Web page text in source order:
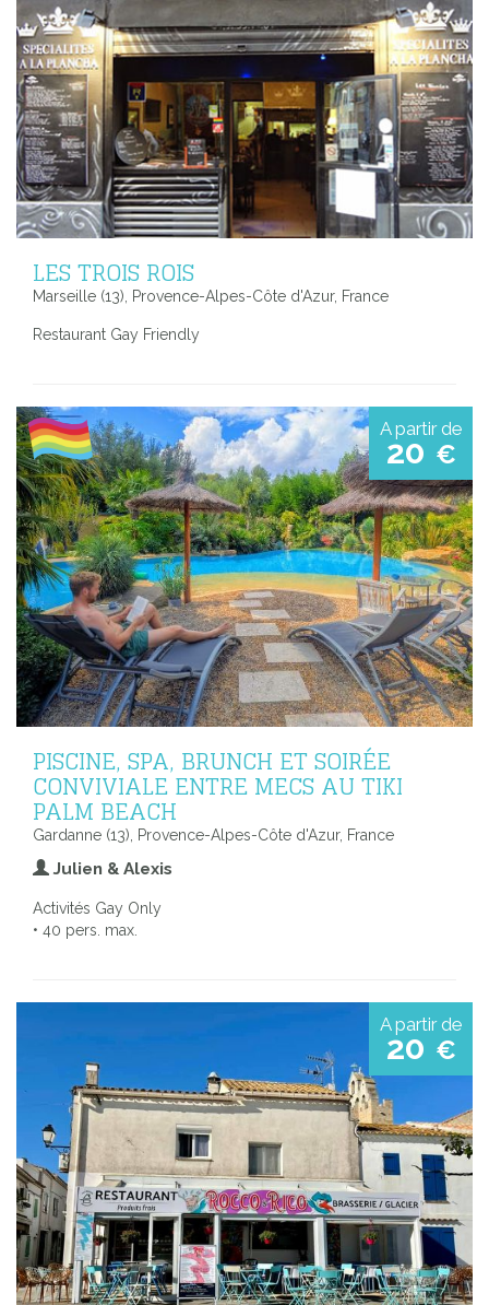
LES TROIS ROIS
Marseille (13), Provence-Alpes-Côte d'Azur, France
Restaurant Gay Friendly
A partir de
20 €
PISCINE, SPA, BRUNCH ET SOIRÉE
CONVIVIALE ENTRE MECS AU TIKI
PALM BEACH
Gardanne (13), Provence-Alpes-Côte d'Azur, France
Julien & Alexis
Activités Gay Only
• 40 pers. max.
A partir de
20 €